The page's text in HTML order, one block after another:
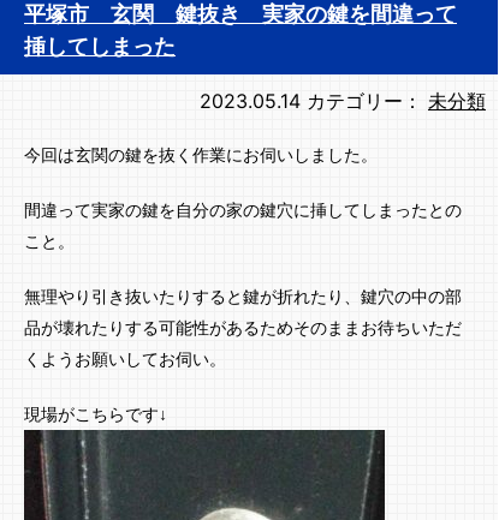
平塚市 玄関 鍵抜き 実家の鍵を間違って
挿してしまった
2023.05.14 カテゴリー： 未分類
今回は玄関の鍵を抜く作業にお伺いしました。
間違って実家の鍵を自分の家の鍵穴に挿してしまったとの
こと。
無理やり引き抜いたりすると鍵が折れたり、鍵穴の中の部
品が壊れたりする可能性があるためそのままお待ちいただ
くようお願いしてお伺い。
現場がこちらです↓